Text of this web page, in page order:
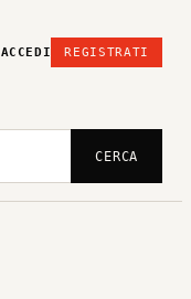
ACCEDI REGISTRATI
CERCA